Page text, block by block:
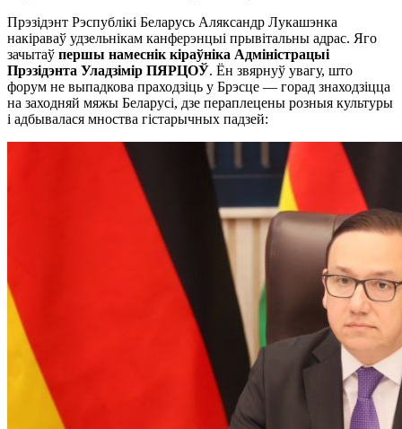
Прэзідэнт Рэспублікі Беларусь Аляксандр Лукашэнка
накіраваў удзельнікам канферэнцыі прывітальны адрас. Яго
зачытаў першы намеснік кіраўніка Адміністрацыі
Прэзідэнта Уладзімір ПЯРЦОЎ. Ён звярнуў увагу, што
форум не выпадкова праходзіць у Брэсце — горад знаходзіцца
на заходняй мяжы Беларусі, дзе пераплецены розныя культуры
і адбывалася мноства гістарычных падзей: